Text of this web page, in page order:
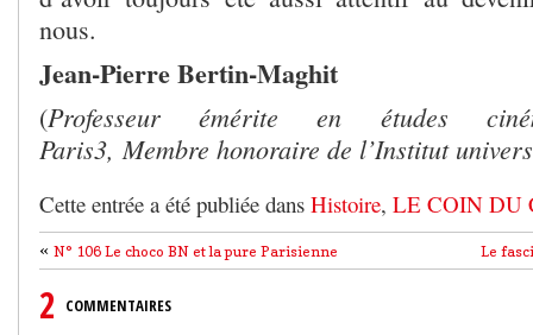
nous.
Jean-Pierre Bertin-Maghit
(Professeur émérite en études
Paris3, Membre honoraire de l’Institut
Cette entrée a été publiée dans Histoire, LE COIN DU
Le
« N° 106 Le choco BN et la pure Parisienne
2 COMMENTAIRES